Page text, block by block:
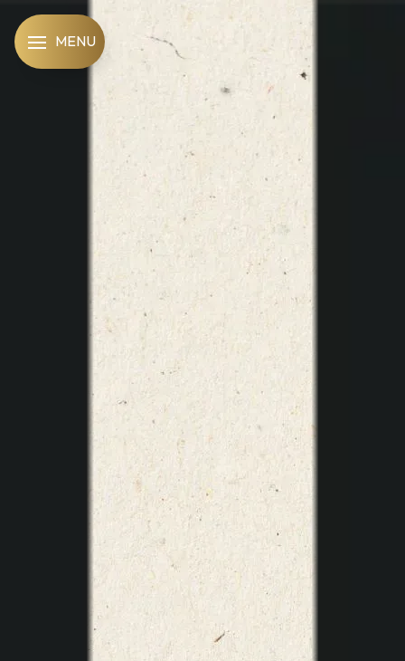
MENU
Panneau de gestion des cookies